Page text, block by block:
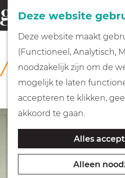
Deze website
Deze website maakt
(Functioneel, Analytisch,
noodzakelijk zijn om de
mogelijk te laten
accepteren te klikken,
akkoord te gaan.
Alles
Alleen
G
a
r
o
e
k
e
n
COLLECTIE
Rijksmuseum